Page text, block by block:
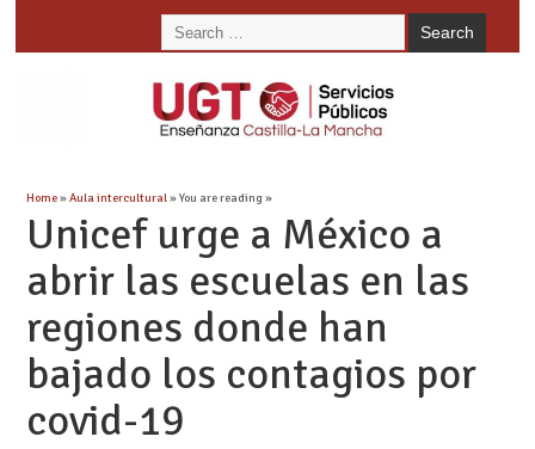
Home»Aula intercultural» You are reading »
Unicef urge a México a
abrir las escuelas en las
regiones donde han
bajado los contagios por
covid-19